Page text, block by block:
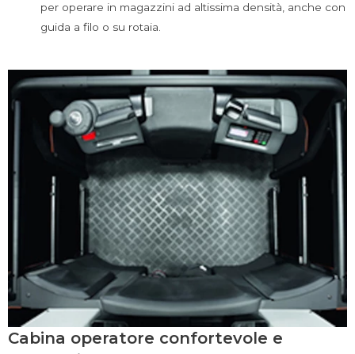
per operare in magazzini ad altissima densità, anche con
guida a filo o su rotaia.
Cabina operatore confortevole e